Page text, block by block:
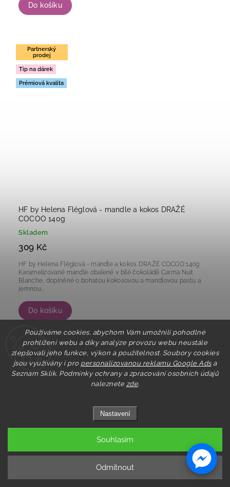
Používáme cookies, abychom Vám umožnili pohodlné
prohlížení webu a díky analýze provozu webu neustále
zlepšovali jeho funkce, výkon a použitelnost. Soubory cookies
jsou využívány i pro personalizovanou reklamu Google Adsa
Seznam Sklik. Podmínky ochrany a zpracování osobních údajů
naleznete zde.
Nastavení
Odmítnout
Souhlasím
Do košíku
Partnerský
prodej
Tip na dárek
Prémiová kvalita
HF by Helena Fléglová - mandle a kokos DRAŽÉ
COCOO 140g
Skladem
309 Kč
Do košíku
HF by Helena Fléglová - mandle a kokos DRAŽÉ COCOO 140g
Karamelizované mandle obalené v bílé čokoládě Carma Nuit
Blanche, doplněné o bohatou kokosovou a mandlovou pastu a
jemnou...
Partnerský
prodej
Tip na dárek